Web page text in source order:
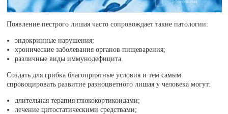
Появление пестрого лишая часто сопровождает такие патологии:
эндокринные нарушения;
хронические заболевания органов пищеварения;
различные виды иммунодефицита.
Создать для грибка благоприятные условия и тем самым
спровоцировать развитие разноцветного лишая у человека могут:
длительная терапия глюкокортикоидами;
лечение цитостатическими средствами;